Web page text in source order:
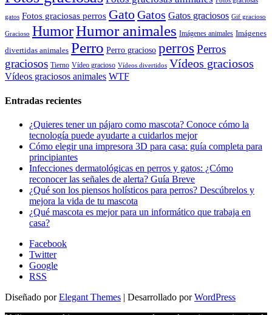
gatos Fotos graciosas perros GatoGatos Gatos graciosos Gif gracioso
Gracioso HumorHumor animales Imágenes animales Imágenes
divertidas animales Perro Perro gracioso perros Perros
graciosos Tierno Vídeo gracioso Vídeos divertidos Vídeos graciosos
Vídeos graciosos animales WTF
Entradas recientes
¿Quieres tener un pájaro como mascota? Conoce cómo la
tecnología puede ayudarte a cuidarlos mejor
Cómo elegir una impresora 3D para casa: guía completa para
principiantes
Infecciones dermatológicas en perros y gatos: ¿Cómo
reconocer las señales de alerta? Guía Breve
¿Qué son los piensos holísticos para perros? Descúbrelos y
mejora la vida de tu mascota
¿Qué mascota es mejor para un informático que trabaja en
casa?
Facebook
Twitter
Google
RSS
Diseñado porElegant Themes | Desarrollado porWordPress